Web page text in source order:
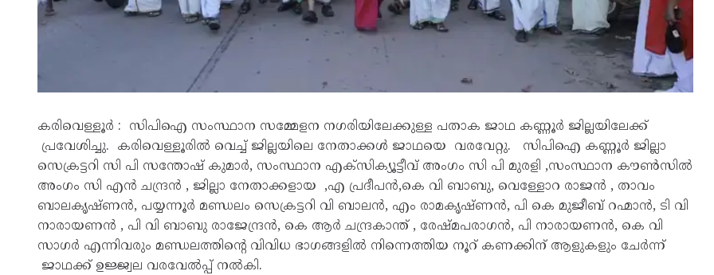
കരിവെള്ളൂർ : സിപിഐ സംസ്ഥാന സമ്മേളന നഗരിയിലേക്കുള്ള പതാക ജാഥ കണ്ണൂർ ജില്ലയിലേക്ക്
പ്രവേശിച്ചു. കരിവെള്ളൂരിൽ വെച്ച് ജില്ലയിലെ നേതാക്കൾ ജാഥയെ വരവേറ്റു. സിപിഐ കണ്ണൂർ ജില്ലാ
സെക്രട്ടറി സി പി സന്തോഷ് കുമാർ, സംസ്ഥാന എക്സിക്യൂട്ടീവ് അംഗം സി പി മുരളി ,സംസ്ഥാന കൗൺസിൽ
അംഗം സി എൻ ചന്ദ്രൻ , ജില്ലാ നേതാക്കളായ ,എ പ്രദീപൻ,കെ വി ബാബു, വെള്ളോറ രാജൻ , താവം
ബാലകൃഷ്ണൻ, പയ്യന്നൂർ മണ്ഡലം സെക്രട്ടറി വി ബാലൻ, എം രാമകൃഷ്ണൻ, പി കെ മുജീബ് റഹ്മാൻ, ടി വി
നാരായണൻ , പി വി ബാബു രാജേന്ദ്രൻ, കെ ആർ ചന്ദ്രകാന്ത് , രേഷ്മപരാഗൻ, പി നാരായണൻ, കെ വി
സാഗർ എന്നിവരും മണ്ഡലത്തിൻ്റെ വിവിധ ഭാഗങ്ങളിൽ നിന്നെത്തിയ നൂറ് കണക്കിന് ആളുകളും ചേർന്ന്
ജാഥക്ക് ഉജ്ജ്വല വരവേൽപ്പ് നൽകി.